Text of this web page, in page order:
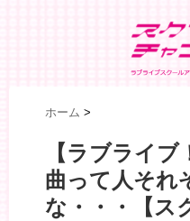
ホーム >
【ラブライ
曲って人それ
な・・・【ス